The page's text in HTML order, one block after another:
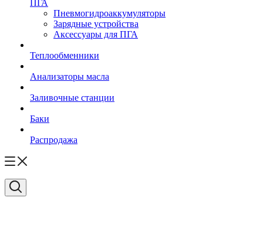
ПГА
Пневмогидроаккумуляторы
Зарядные устройства
Аксессуары для ПГА
Теплообменники
Анализаторы масла
Заливочные станции
Баки
Распродажа